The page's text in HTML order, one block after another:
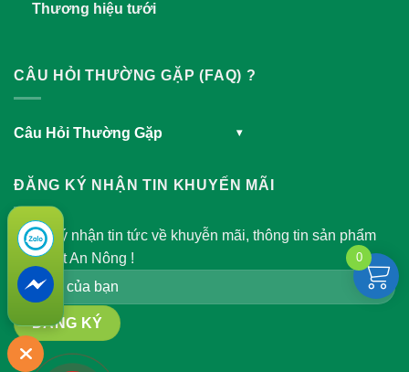
Thương hiệu tưới
CÂU HỎI THƯỜNG GẶP (FAQ) ?
Câu Hỏi Thường Gặp ▾
ĐĂNG KÝ NHẬN TIN KHUYẾN MÃI
Đăng ký nhận tin tức về khuyễn mãi, thông tin sản phẩm
của Việt An Nông !
0